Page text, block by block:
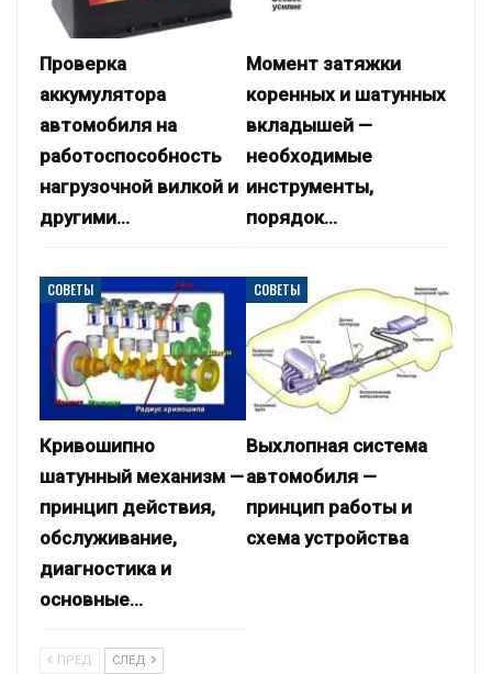
Проверка
аккумулятора
автомобиля на
работоспособность
нагрузочной вилкой и
другими…
Момент затяжки
коренных и шатунных
вкладышей —
необходимые
инструменты,
порядок…
СОВЕТЫ
Кривошипно
шатунный механизм —
принцип действия,
обслуживание,
диагностика и
основные…
СОВЕТЫ
Выхлопная система
автомобиля —
принцип работы и
схема устройства
ПРЕД СЛЕД